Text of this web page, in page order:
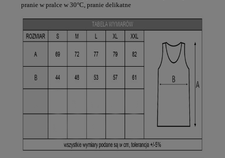
pranie w pralce w 30°C, pranie delikatne